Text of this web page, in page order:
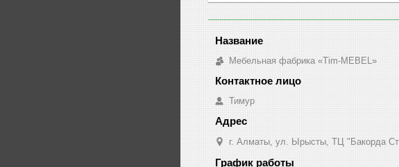
Мебельная фабрика «Tim-MEBEL»
Тимур
г. Алматы, ул. Ырысты, ТЦ "Бакорда
График работы